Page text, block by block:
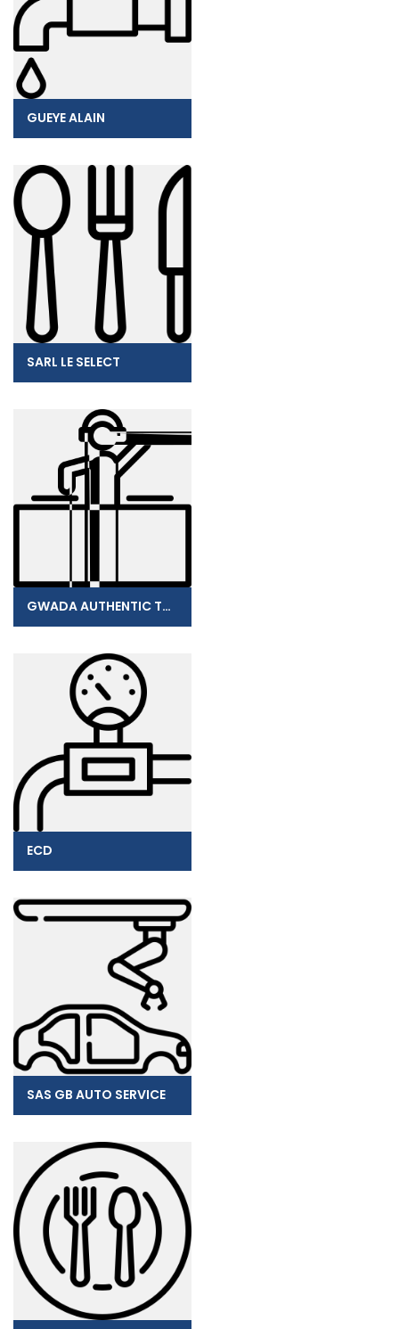
GUEYE ALAIN
SARL LE SELECT
GWADA AUTHENTIC TOUR
ECD
SAS GB AUTO SERVICE